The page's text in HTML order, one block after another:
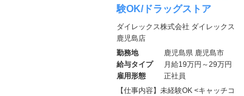
験OK/ドラッグストア
ダイレックス株式会社 ダイレックス
鹿児島店
勤務地
鹿児島県 鹿児島市
給与タイプ
月給19万円～29万円
雇用形態
正社員
【仕事内容】未経験OK <キャッチコ